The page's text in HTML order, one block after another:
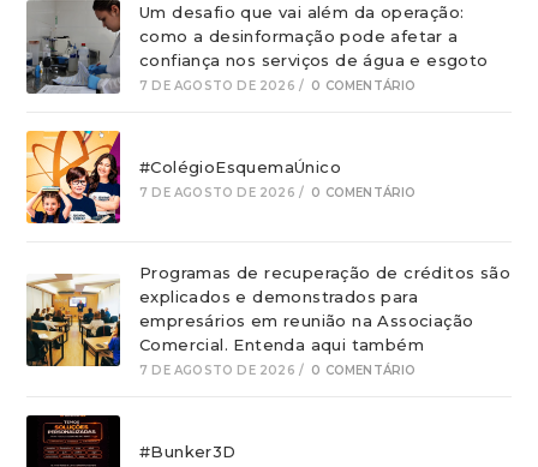
Um desafio que vai além da operação:
como a desinformação pode afetar a
confiança nos serviços de água e esgoto
7 DE AGOSTO DE 2026 / 0 COMENTÁRIO
#ColégioEsquemaÚnico
7 DE AGOSTO DE 2026 / 0 COMENTÁRIO
Programas de recuperação de créditos são
explicados e demonstrados para
empresários em reunião na Associação
Comercial. Entenda aqui também
7 DE AGOSTO DE 2026 / 0 COMENTÁRIO
#Bunker3D